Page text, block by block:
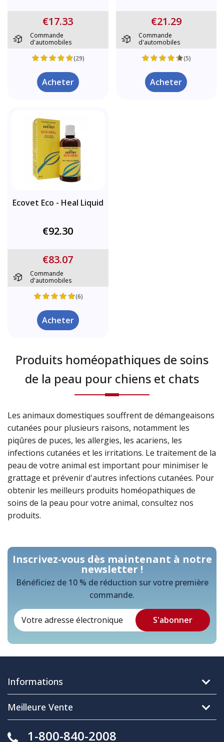
€17.33
Commande
d'automobiles
(29)
Acheter
€21.29
Commande
d'automobiles
(5)
Acheter
Ecovet Eco - Heal Liquid
€92.30
€83.07
Commande
d'automobiles
(6)
Acheter
Produits homéopathiques de soins
de la peau pour chiens et chats
Les animaux domestiques souffrent de démangeaisons
cutanées pour plusieurs raisons, notamment les
piqûres de puces, les allergies, les acariens, les
infections cutanées et les irritations. Le traitement de la
peau de votre animal est important pour minimiser le
grattage et prévenir d'autres infections cutanées. Pour
obtenir les meilleurs produits homéopathiques de
soins de la peau pour votre animal, consultez nos
produits.
Inscrivez-vous dès maintenant à notre
newsletter !
Bénéficiez de 10 % de réduction sur votre première
commande.
Informations
Meilleure Vente
1-800-840-2008